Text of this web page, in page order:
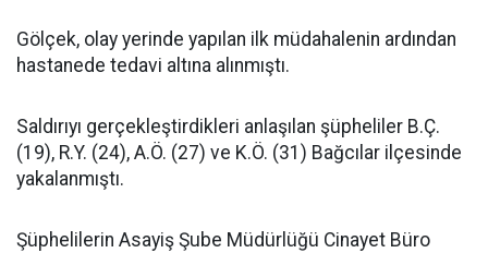
Gölçek, olay yerinde yapılan ilk müdahalenin ardından
hastanede tedavi altına alınmıştı.
Saldırıyı gerçekleştirdikleri anlaşılan şüpheliler B.Ç.
(19), R.Y. (24), A.Ö. (27) ve K.Ö. (31) Bağcılar ilçesinde
yakalanmıştı.
Şüphelilerin Asayiş Şube Müdürlüğü Cinayet Büro